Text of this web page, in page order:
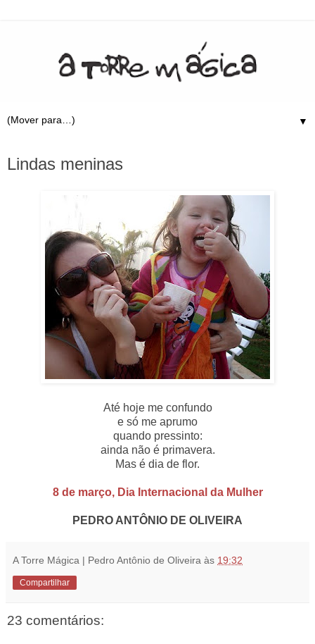
▼
Lindas meninas
Até hoje me confundo
e só me aprumo
quando pressinto:
ainda não é primavera.
Mas é dia de flor.
8 de março, Dia Internacional da Mulher
PEDRO ANTÔNIO DE OLIVEIRA
A Torre Mágica | Pedro Antônio de Oliveira às 19:32
Compartilhar
23 comentários: